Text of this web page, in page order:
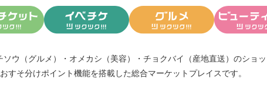
ソウ（グルメ） ・ オメカシ（美容） ・ チョクバイ（産地直送） のショ
おすそ分けポイント機能を搭載した総合マーケットプレイスです。